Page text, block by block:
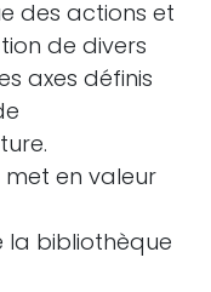
des actions et
de divers
axes définis
met en valeur
la bibliothèque